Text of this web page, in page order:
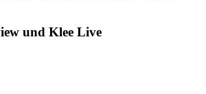
und Klee Live